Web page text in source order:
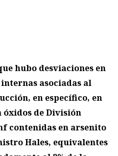
hubo desviaciones en
asociadas al
en específico, en
óxidos de División
contenidas en arsenito
Hales, equivalentes